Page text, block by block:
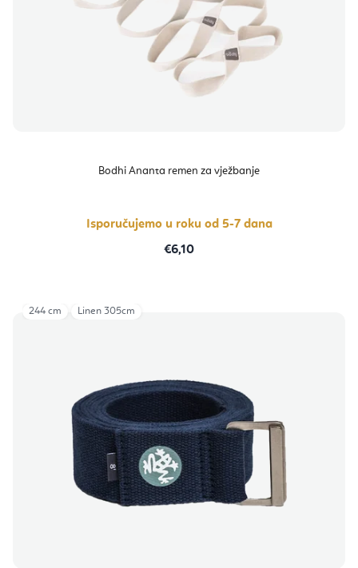
Bodhi Ananta remen za vježbanje
Isporučujemo u roku od 5-7 dana
€6,10
244 cm Linen 305cm